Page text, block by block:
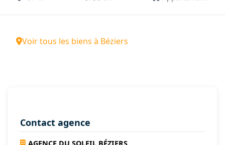
Voir tous les biens à Béziers
Contact agence